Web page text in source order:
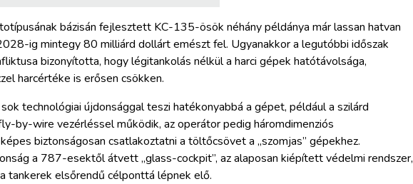
bázisán fejlesztett KC-135-ösök néhány példánya már lassan hatvan
ig mintegy 80 milliárd dollárt emészt fel. Ugyanakkor a legutóbbi időszak
bizonyította, hogy légitankolás nélkül a harci gépek hatótávolsága,
harcértéke is erősen csökken.
technológiai újdonsággal teszi hatékonyabbá a gépet, például a szilárd
by-wire vezérléssel működik, az operátor pedig háromdimenziós
biztonságosan csatlakoztatni a töltőcsövet a „szomjas” gépekhez.
a 787-esektől átvett „glass-cockpit”, az alaposan kiépített védelmi rendszer,
tankerek elsőrendű célponttá lépnek elő.